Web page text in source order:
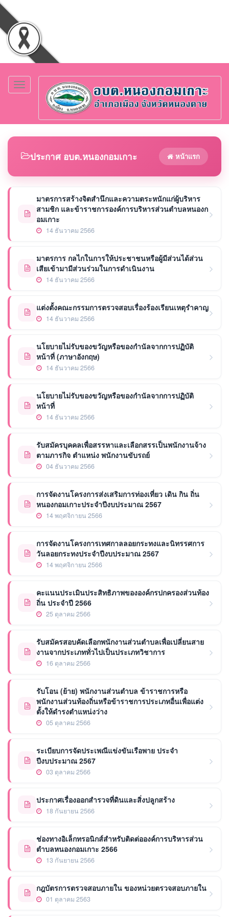
Toggle
navigation
ประกาศ อบต.หนองกอมเกาะ หน้าแรก
มาตรการสร้างจิตสำนึกและความตระหนักแก่ผู้บริหาร
สามชิก และข้าราชการองค์การบริหารส่วนตำบลหนองก
อมเกาะ
14 ธันวาคม 2566
มาตรการ กลไกในการให้ประชาชนหรือผู้มีส่วนได้ส่วน
เสียเข้ามามีส่วนร่วมในการดำเนินงาน
14 ธันวาคม 2566
แต่งตั้งคณะกรรมการตรวจสอบเรื่องร้องเรียนเหตุรำคาญ
14 ธันวาคม 2566
นโยบายไม่รับของขวัญหรือของกำนัลจากการปฏิบัติ
หน้าที่ (ภาษาอังกฤษ)
14 ธันวาคม 2566
นโยบายไม่รับของขวัญหรือของกำนัลจากการปฏิบัติ
หน้าที่
14 ธันวาคม 2566
รับสมัครบุคคลเพื่อสรรหาและเลือกสรรเป็นพนักงานจ้าง
ตามภารกิจ ตำแหน่ง พนักงานขับรถย์
04 ธันวาคม 2566
การจัดงานโครงการส่งเสริมการท่องเที่ยว เดิน กิน ถิ่น
หนองกอมเกาะประจำปีงบประมาณ 2567
14 พฤศจิกายน 2566
การจัดงานโครงการเทศกาลลอยกระทงและนิทรรศการ
วันลอยกระทงประจำปีงบประมาณ 2567
14 พฤศจิกายน 2566
คะแนนประเมินประสิทธิภาพขององค์กรปกครองส่วนท้อง
ถิ่น ประจำปี 2566
25 ตุลาคม 2566
รับสมัครสอบคัดเลือกพนักงานส่วนตำบลเพื่อเปลี่ยนสาย
งานจากประเภททั่วไปเป็นประเภทวิชาการ
16 ตุลาคม 2566
รับโอน (ย้าย) พนักงานส่วนตำบล ข้าราชการหรือ
พนักงานส่วนท้องถิ่นหรือข้าราชการประเภทอื่นเพื่อแต่ง
ตั้งให้ดำรงตำแหน่งว่าง
05 ตุลาคม 2566
ระเบียบการจัดประเพณีแข่งขันเรือพาย ประจำ
ปีงบประมาณ 2567
03 ตุลาคม 2566
ประกาศเรื่องออกสำรวจที่ดินและสิ่งปลูกสร้าง
18 กันยายน 2566
ช่องทางอิเล็กทรอนิกส์สำหรับติดต่อองค์การบริหารส่วน
ตำบลหนองกอมเกาะ 2566
13 กันยายน 2566
กฎบัตรการตรวจสอบภายใน ของหน่วยตรวจสอบภายใน
01 ตุลาคม 2563